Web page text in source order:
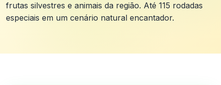
frutas silvestres e animais da região. Até 115 rodadas
especiais em um cenário natural encantador.